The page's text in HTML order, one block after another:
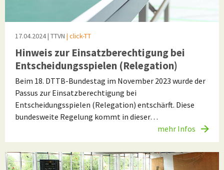
17.04.2024| TTVN | click-TT
Hinweis zur Einsatzberechtigung bei
Entscheidungsspielen (Relegation)
Beim 18. DTTB-Bundestag im November 2023 wurde der
Passus zur Einsatzberechtigung bei
Entscheidungsspielen (Relegation) entschärft. Diese
bundesweite Regelung kommt in dieser…
mehr Infos